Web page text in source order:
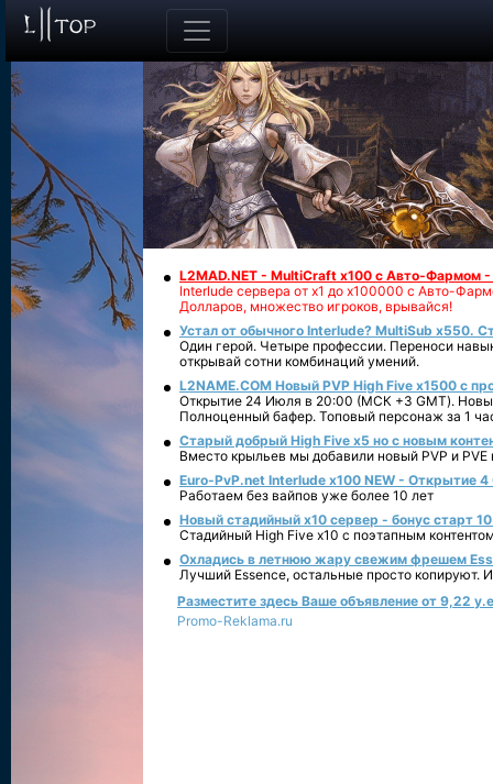
L2MAD.NET - MultiCraft x100 с Авто-Фармом
Interlude сервера от х1 до х100000 с Авто-
Долларов, множество игроков, врывайся!
Устал от обычного Interlude? MultiSub x550.
Один герой. Четыре профессии. Переноси
открывай сотни комбинаций умений.
L2NAME.COM Новый PVP High Five x1500 с
Открытие 24 Июля в 20:00 (МСК +3 GMT).
Полноценный бафер. Топовый персонаж за 1
Старый добрый High Five x5 но с новым
Вместо крыльев мы добавили новый PVP и PVE
Euro-PvP.net Interlude х100 NEW - Открытие 4
Работаем без вайпов уже более 10 лет
Новый стадийный х10 сервер - бонус старт
Стадийный High Five x10 с поэтапным
Охладись в летнюю жару свежим фрешем
Лучший Essence, остальные просто копируют.
Разместите здесь Ваше объявление от 9,22
Promo-Reklama.ru